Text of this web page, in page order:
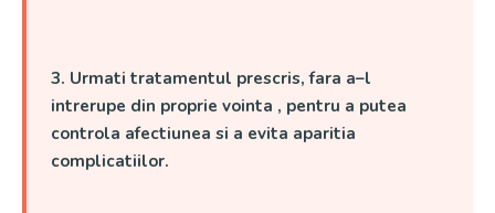
3. Urmati tratamentul prescris, fara a–l
intrerupe din proprie vointa , pentru a putea
controla afectiunea si a evita aparitia
complicatiilor.